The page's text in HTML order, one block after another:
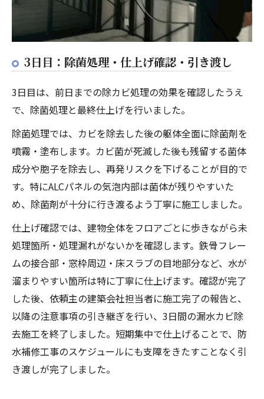
3日目：除菌処理・仕上げ確認・引き渡し
3日目は、前日までの除カビ処理の効果を確認したうえ
で、除菌処理と最終仕上げを行いました。
除菌処理では、カビを除去した後の躯体全面に除菌剤を
噴霧・塗布します。カビ菌が死滅した後も残留する菌体
成分や胞子を除去し、再発リスクを下げることが目的で
す。特にALCパネルの気泡内部は菌体が残りやすいた
め、除菌剤が十分に行き渡るよう丁寧に施工しました。
仕上げ確認では、建物全体をフロアごとに歩きながら未
処理箇所・処理漏れがないかを確認します。鉄骨フレー
ムの接合部・窓枠周辺・床スラブの目地部分など、水が
溜まりやすい箇所は特に丁寧に仕上げます。確認が完了
した後、依頼主の建築会社担当者に施工完了の報告と、
以降の注意事項の引き継ぎを行い、3日間の漏水カビ除
去施工を終了しました。短期集中で仕上げることで、防
水補修工事のスケジュールにも支障をきたすことなく引
き渡しが完了しました。